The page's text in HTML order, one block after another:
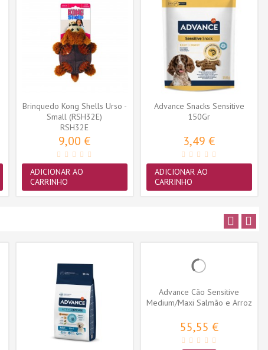
Brinquedo Kong Shells Urso -
Small (RSH32E)
RSH32E
9,00 €
ADICIONAR AO
CARRINHO
Advance Snacks Sensitive
150Gr
3,49 €
ADICIONAR AO
CARRINHO
Advance Cão Sensitive
Medium/Maxi Salmão e Arroz
55,55 €